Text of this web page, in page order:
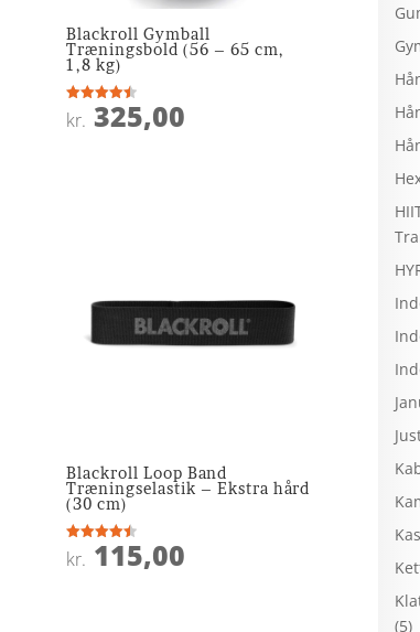
Blackroll Gymball
Træningsbold (56 – 65 cm,
1,8 kg)
Vurderet
4.5
kr. 325,00
Blackroll Loop Band
Træningselastik – Ekstra hård
(30 cm)
Vurderet
4.5
kr. 115,00
(5)